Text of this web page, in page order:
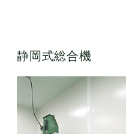
静岡式総合機